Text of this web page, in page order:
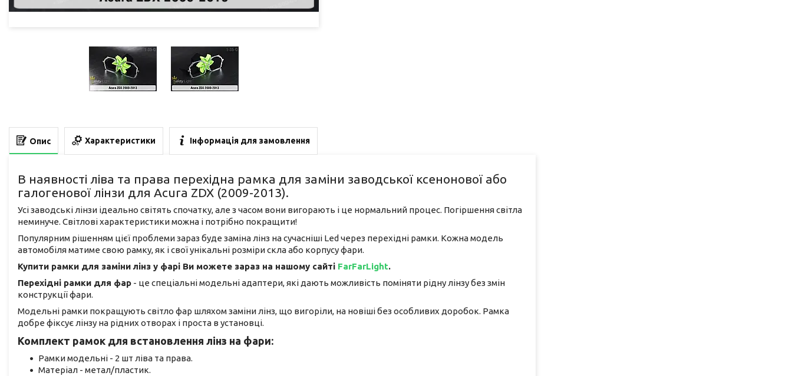
Опис Характеристики Інформація для замовлення
В наявності ліва та права перехідна рамка для заміни заводської ксенонової або
галогенової лінзи для Acura ZDX (2009-2013).
Усі заводські лінзи ідеально світять спочатку, але з часом вони вигорають і це нормальний процес. Погіршення світла
неминуче. Світлові характеристики можна і потрібно покращити!
Популярним рішенням цієї проблеми зараз буде заміна лінз на сучасніші Led через перехідні рамки. Кожна модель
автомобіля матиме свою рамку, як і свої унікальні розміри скла або корпусу фари.
Купити рамки для заміни лінз у фарі Ви можете зараз на нашому сайті FarFarLight.
Перехідні рамки для фар - це спеціальні модельні адаптери, які дають можливість поміняти рідну лінзу без змін
конструкції фари.
Модельні рамки покращують світло фар шляхом заміни лінз, що вигоріли, на новіші без особливих доробок. Рамка
добре фіксує лінзу на рідних отворах і проста в установці.
Комплект рамок для встановлення лінз на фари:
Рамки модельні - 2 шт ліва та права.
Матеріал - метал/пластик.